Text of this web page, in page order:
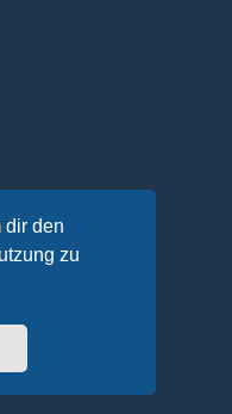
dir den
zu